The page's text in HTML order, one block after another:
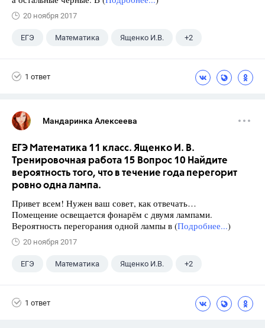
20 ноября 2017
ЕГЭ Математика Ященко И.В. +2
1 ответ
Мандаринка Алексеева
ЕГЭ Математика 11 класс. Ященко И. В.
Тренировочная работа 15 Вопрос 10 Найдите
вероятность того, что в течение года перегорит
ровно одна лампа.
Привет всем! Нужен ваш совет, как отвечать…
Помещение освещается фонарём с двумя лампами.
Вероятность перегорания одной лампы в (Подробнее...)
20 ноября 2017
ЕГЭ Математика Ященко И.В. +2
1 ответ